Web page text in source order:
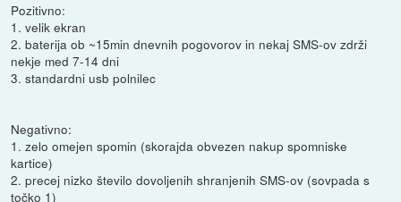
Pozitivno:
1. velik ekran
2. baterija ob ~15min dnevnih pogovorov in nekaj SMS-ov zdrži
nekje med 7-14 dni
3. standardni usb polnilec
Negativno:
1. zelo omejen spomin (skorajda obvezen nakup spomniske
kartice)
2. precej nizko število dovoljenih shranjenih SMS-ov (sovpada s
točko 1)